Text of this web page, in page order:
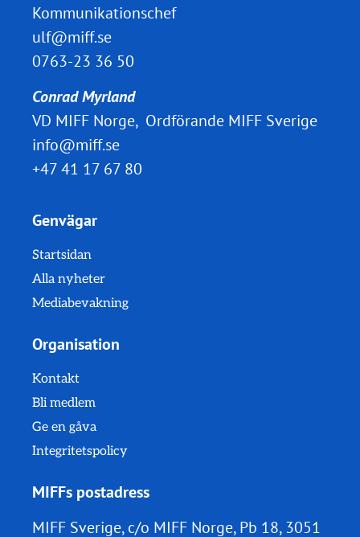
Kommunikationschef
ulf@miff.se
0763-23 36 50
Conrad Myrland
VD MIFF Norge, Ordförande MIFF Sverige
info@miff.se
+47 41 17 67 80
Genvägar
Startsidan
Alla nyheter
Mediabevakning
Organisation
Kontakt
Bli medlem
Ge en gåva
Integritetspolicy
MIFFs postadress
MIFF Sverige, c/o MIFF Norge, Pb 18, 3051